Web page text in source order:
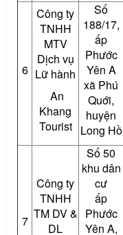
6
Công ty
TNHH
MTV
Dịch vụ
Lữ hành
An
Khang
Tourist
Số
188/17,
ấp
Phước
Yên A
xã Phú
Quới,
huyện
Long Hồ
7
Công ty
TNHH
TM DV &
DL
Số 50
khu dân
cư
ấp
Phước
Yên A,